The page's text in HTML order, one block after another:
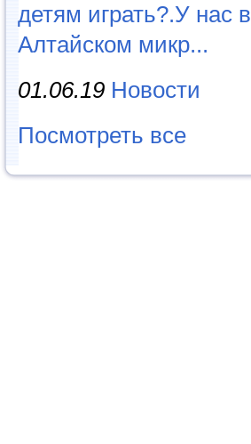
детям играть?.У нас в
Алтайском микр...
01.06.19 Новости
Посмотреть все